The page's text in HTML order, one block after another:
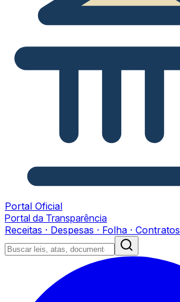
Portal Oficial
Portal da Transparência
Receitas · Despesas · Folha · Contratos